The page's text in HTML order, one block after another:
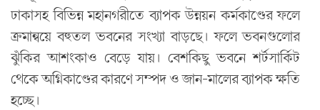
ঢাকাসহ বিভিন্ন মহানগরীতে ব্যাপক উন্নয়ন কর্মকাণ্ডের ফলে
ক্রমান্বয়ে বহুতল ভবনের সংখ্যা বাড়ছে। ফলে ভবনগুলোর
ঝুঁকির আশংকাও বেড়ে যায়। বেশকিছু ভবনে শর্টসার্কিট
থেকে অগ্নিকাণ্ডের কারণে সম্পদ ও জান-মালের ব্যাপক ক্ষতি
হচ্ছে।